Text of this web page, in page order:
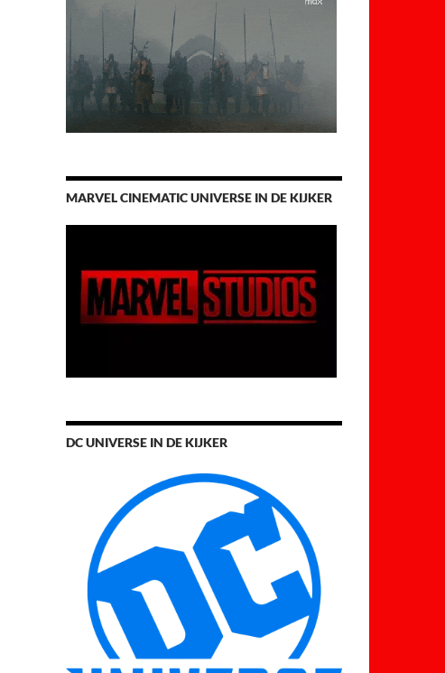
MARVEL CINEMATIC UNIVERSE IN DE KIJKER
DC UNIVERSE IN DE KIJKER